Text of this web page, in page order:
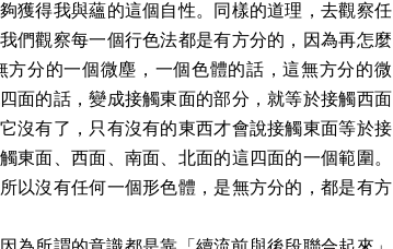
獲得我與蘊的這個自性。同樣的道理，去觀察任
們觀察每一個行色法都是有方分的，因為再怎麼
分的一個微塵，一個色體的話，這無方分的微
面的話，變成接觸東面的部分，就等於接觸西面
沒有了，只有沒有的東西才會說接觸東面等於接
東面、西面、南面、北面的這四面的一個範圍。
以沒有任何一個形色體，是無方分的，都是有方